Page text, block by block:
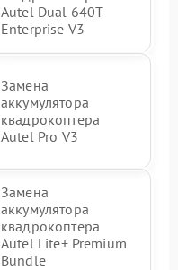
Autel Dual 640T
Enterprise V3
Замена
аккумулятора
квадрокоптера
Autel Pro V3
Замена
аккумулятора
квадрокоптера
Autel Lite+ Premium
Bundle